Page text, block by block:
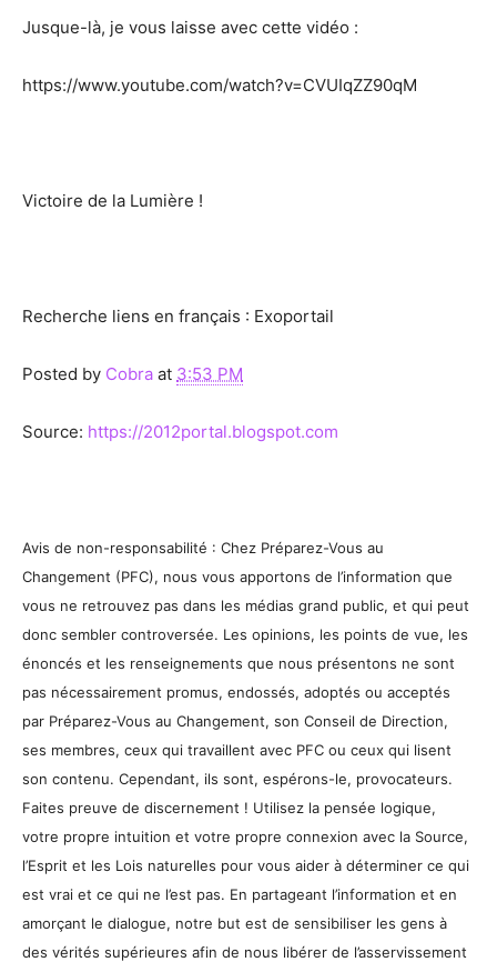
Jusque-là, je vous laisse avec cette vidéo :
https://www.youtube.com/watch?v=CVUIqZZ90qM
Victoire de la Lumière !
Recherche liens en français : Exoportail
Posted by Cobra at 3:53 PM
Source: https://2012portal.blogspot.com
Avis de non-responsabilité : Chez Préparez-Vous au
Changement (PFC), nous vous apportons de l’information que
vous ne retrouvez pas dans les médias grand public, et qui peut
donc sembler controversée. Les opinions, les points de vue, les
énoncés et les renseignements que nous présentons ne sont
pas nécessairement promus, endossés, adoptés ou acceptés
par Préparez-Vous au Changement, son Conseil de Direction,
ses membres, ceux qui travaillent avec PFC ou ceux qui lisent
son contenu. Cependant, ils sont, espérons-le, provocateurs.
Faites preuve de discernement ! Utilisez la pensée logique,
votre propre intuition et votre propre connexion avec la Source,
l’Esprit et les Lois naturelles pour vous aider à déterminer ce qui
est vrai et ce qui ne l’est pas. En partageant l’information et en
amorçant le dialogue, notre but est de sensibiliser les gens à
des vérités supérieures afin de nous libérer de l’asservissement